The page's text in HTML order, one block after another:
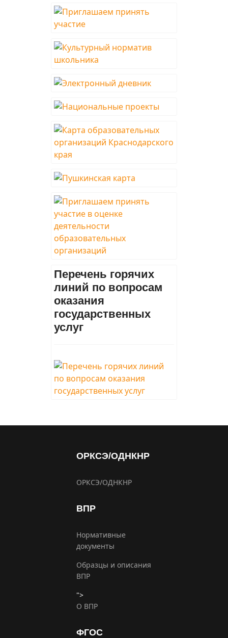
Перечень горячих
линий по вопросам
оказания
государственных
услуг
ОРКСЭ/ОДНКНР
ОРКСЭ/ОДНКНР
ВПР
Нормативные
документы
Образцы и описания
ВПР
">
О ВПР
ФГОС